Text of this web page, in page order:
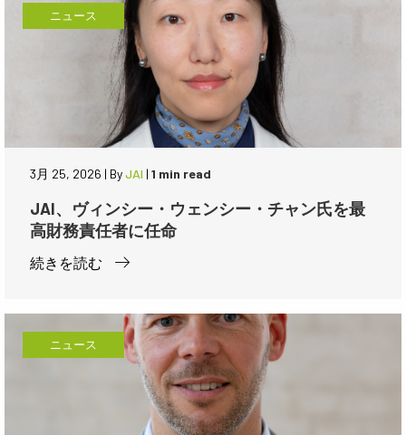
ニュース
3月 25, 2026 | ByJAI | 1 min read
JAI、ヴィンシー・ウェンシー・チャン氏を最
高財務責任者に任命
続きを読む
ニュース